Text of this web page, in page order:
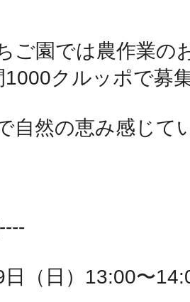
ご園では農作業の
1000クルッポで募
自然の恵み感じて
（日）13:00〜
鴻巣
生駒